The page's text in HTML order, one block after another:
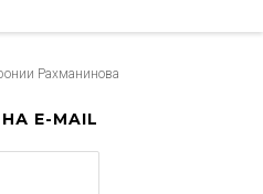
Рахманинова
E-MAIL